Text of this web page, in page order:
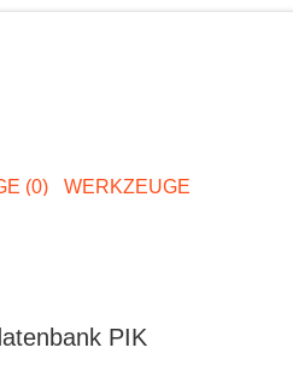
(0) WERKZEUGE
PIK